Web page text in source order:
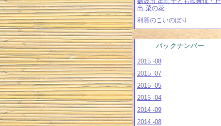
出 菜の花
利賀のこいのぼり
バックナンバー
2015 -08
2015 -07
2015 -05
2015 -04
2014 -09
2014 -08